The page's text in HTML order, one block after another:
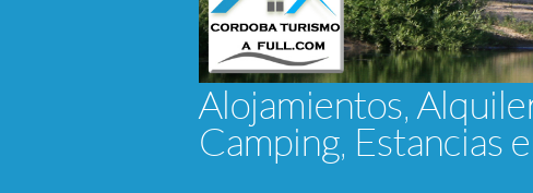
Alojamientos,
Camping, Estancias